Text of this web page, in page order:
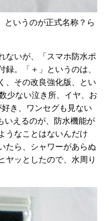
というのが正式名称？ら
ないが、「スマホ防水ポ
。「＋」というのは、
、その改良強化版、とい
少ない泣き所、イヤ、お
き、ワンセグも見ない
いえるのが、防水機能が
うなことはないんだけ
たら、シャワーがあらぬ
ヤッとしたので、水周り